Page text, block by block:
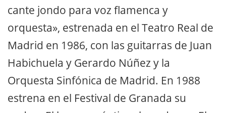
cante jondo para voz flamenca y
orquesta», estrenada en el Teatro Real de
Madrid en 1986, con las guitarras de Juan
Habichuela y Gerardo Núñez y la
Orquesta Sinfónica de Madrid. En 1988
estrena en el Festival de Granada su